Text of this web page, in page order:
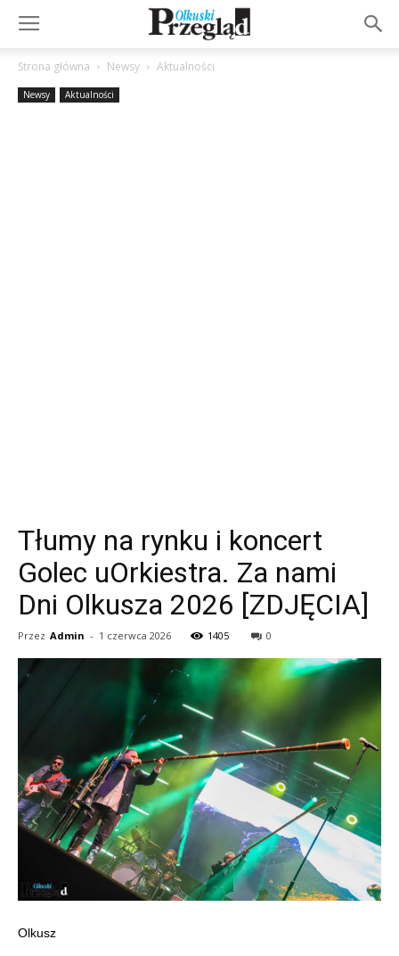
Strona główna Newsy Aktualności
Newsy Aktualności
Tłumy na rynku i koncert
Golec uOrkiestra. Za nami
Dni Olkusza 2026 [ZDJĘCIA]
Przez Admin - 1 czerwca 2026 1405 0
Olkusz